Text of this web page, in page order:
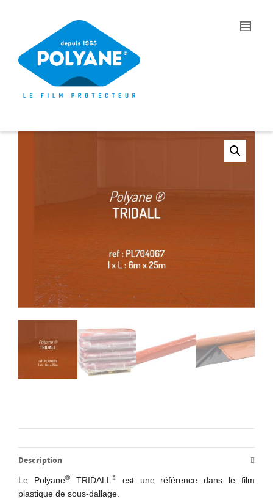
I'm looking for
.
Show me the
Super Search
Description
Le Polyane®TRIDALL ®est une référence dans le film
plastique de sous-dallage.